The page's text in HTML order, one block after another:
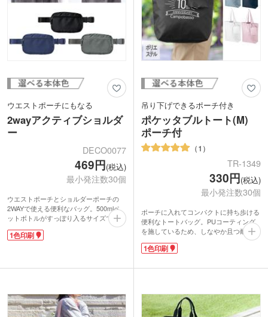
ウエストポーチにもなる
2wayアクティブショルダ
ー
DECO0077
469円(税込)
最小発注数30個
ウエストポーチとショルダーポーチの
2WAYで使える便利なバッグ。500mlペ
ットボトルがすっぽり入るサイズです。
外側にはスマホが入るファスナーポケッ
トが、内側には小物の整理に便利な2つ
ェスなど幅広いシーンで活躍します。イ
ベント名やロゴを印刷してオリジナルグ
ッズを作成してはいかがでしょうか。
1色印刷
吊り下げできるポーチ付き
ポケッタブルトート(M)
ポーチ付
1
TR-1349
330円(税込)
最小発注数30個
ポーチに入れてコンパクトに持ち歩ける
便利なトートバッグ。PUコーティング
を施しているため、しなやか且つ耐久性
のある生地に仕上がっています。肩掛け
ができできる程よいサイズ感。マチ付き
ッグのハンドルに吊るして持ち歩くこと
す。お店やブランド名、キャラクターな
どのロゴ印刷でオリジナルバッグを製作
1色印刷